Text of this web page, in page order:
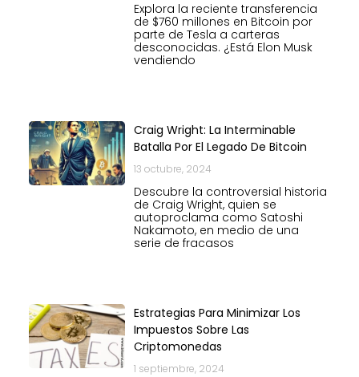
Explora la reciente transferencia
de $760 millones en Bitcoin por
parte de Tesla a carteras
desconocidas. ¿Está Elon Musk
vendiendo
Craig Wright: La Interminable
Batalla Por El Legado De Bitcoin
13 octubre, 2024
Descubre la controversial historia
de Craig Wright, quien se
autoproclama como Satoshi
Nakamoto, en medio de una
serie de fracasos
Estrategias Para Minimizar Los
Impuestos Sobre Las
Criptomonedas
1 septiembre, 2024